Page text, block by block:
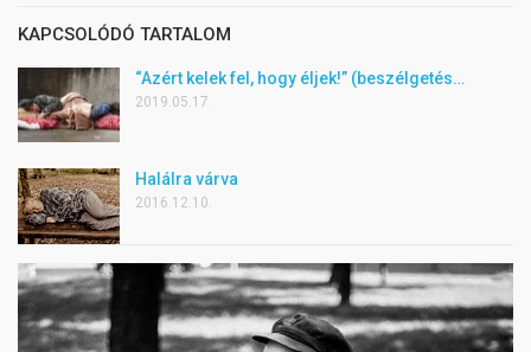
KAPCSOLÓDÓ TARTALOM
“Azért kelek fel, hogy éljek!” (beszélgetés…
2019.05.17.
Halálra várva
2016.12.10.